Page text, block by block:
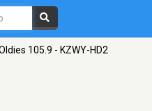
105.9 - KZWY-HD2